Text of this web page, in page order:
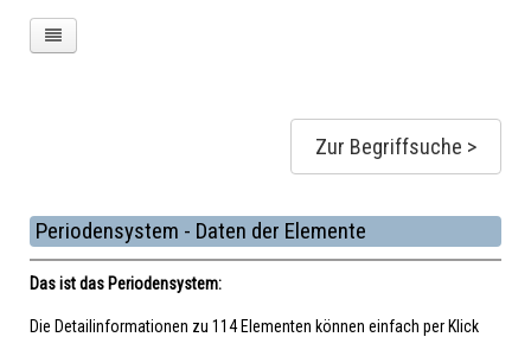
Zur Begriffsuche >
Periodensystem - Daten der Elemente
Das ist das Periodensystem:
Die Detailinformationen zu 114 Elementen können einfach per Klick